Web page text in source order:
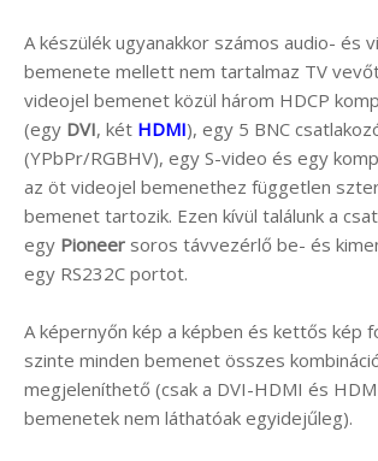
A készülék ugyanakkor számos audio- és
bemenete mellett nem tartalmaz TV
videojel bemenet közül három HDCP
(egy DVI, két HDMI), egy 5 BNC
(YPbPr/RGBHV), egy S-video és egy
az öt videojel bemenethez független
bemenet tartozik. Ezen kívül találunk a
egy Pioneer soros távvezérlő be- és
egy RS232C portot.
A képernyőn kép a képben és kettős kép
szinte minden bemenet összes
megjeleníthető (csak a DVI-HDMI és
bemenetek nem láthatóak egyidejűleg).